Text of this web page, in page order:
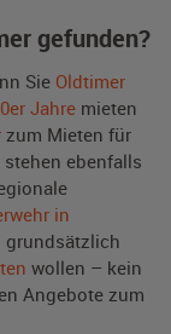
gefunden?
Sie Oldtimer
Jahre mieten
zum Mieten für
ebenfalls
in
grundsätzlich
wollen – kein
Angebote zum